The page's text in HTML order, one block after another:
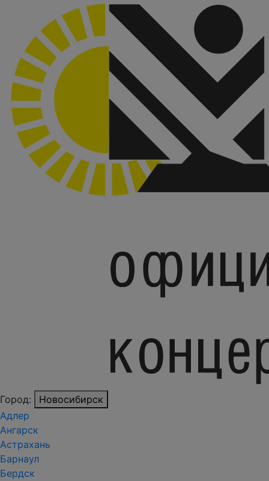
Город:
Новосибирск
Адлер
Ангарск
Астрахань
Барнаул
Бердск